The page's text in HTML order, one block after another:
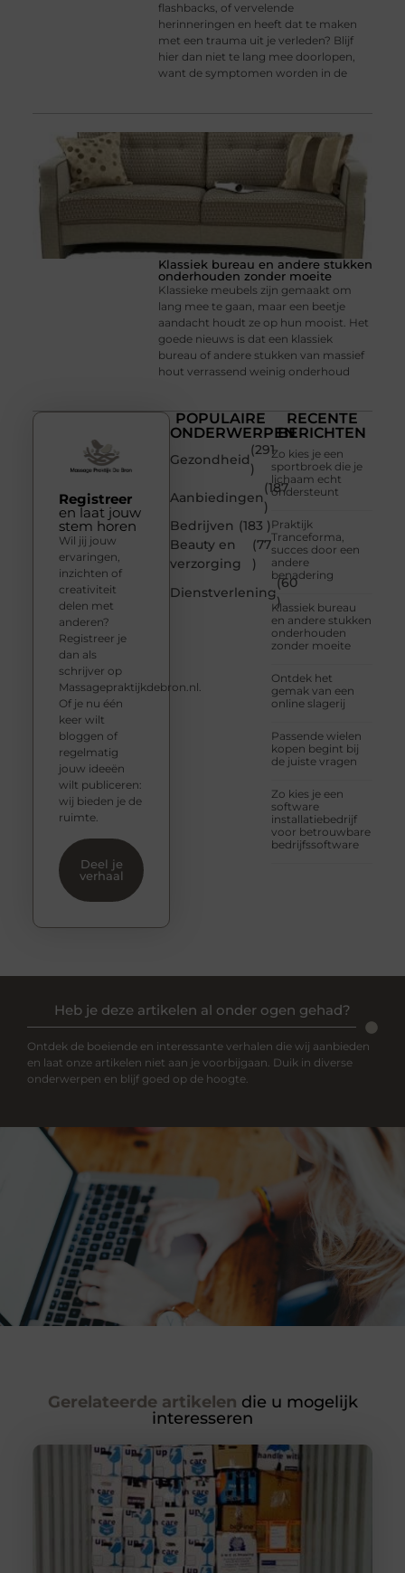
flashbacks, of vervelende
herinneringen en heeft dat te maken
met een trauma uit je verleden? Blijf
hier dan niet te lang mee doorlopen,
want de symptomen worden in de
Klassiek bureau en andere stukken
onderhouden zonder moeite
Klassieke meubels zijn gemaakt om
lang mee te gaan, maar een beetje
aandacht houdt ze op hun mooist. Het
goede nieuws is dat een klassiek
bureau of andere stukken van massief
hout verrassend weinig onderhoud
POPULAIRE
ONDERWERPEN
Gezondheid
(291
)
Aanbiedingen
(187
)
Bedrijven (183 )
Beauty en
verzorging
(77
)
Dienstverlening
(60
)
RECENTE
BERICHTEN
Zo kies je een
sportbroek die je
lichaam echt
ondersteunt
Praktijk
Tranceforma,
succes door een
andere
benadering
Klassiek bureau
en andere stukken
onderhouden
zonder moeite
Ontdek het
gemak van een
online slagerij
Passende wielen
kopen begint bij
de juiste vragen
Zo kies je een
software
installatiebedrijf
voor betrouwbare
bedrijfssoftware
Registreer
en laat jouw
stem horen
Wil jij jouw
ervaringen,
inzichten of
creativiteit
delen met
anderen?
Registreer je
dan als
schrijver op
Massagepraktijkdebron.nl.
Of je nu één
keer wilt
bloggen of
regelmatig
jouw ideeën
wilt publiceren:
wij bieden je de
ruimte.
Deel je
verhaal
Heb je deze artikelen al onder ogen gehad?
Ontdek de boeiende en interessante verhalen die wij aanbieden
en laat onze artikelen niet aan je voorbijgaan. Duik in diverse
onderwerpen en blijf goed op de hoogte.
Gerelateerde artikelen die u mogelijk
interesseren